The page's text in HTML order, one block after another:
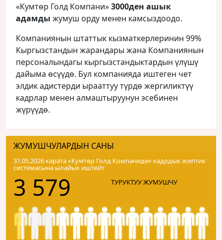
«Кумтөр Голд Компани»3000ден ашык
адамды жумуш орду менен камсыздоодо.
Компаниянын штаттык кызматкерлеринин 99%
Кыргызстандын жарандары жана Компаниянын
персоналындагы кыргызстандыктардын үлүшү
дайыма өсүүдө. Бул компанияда иштеген чет
элдик адистерди ырааттуу түрдө жергиликтүү
кадрлар менен алмаштыруунун эсебинен
жүрүүдө.
ЖУМУШЧУЛАРДЫН САНЫ
31.05.2026 карата «Кумтɵр Голд Компаниде» кадрдык эсептик
системасына ылайык иштейт
3 579 ТУРУКТУУ ЖУМУШЧУ